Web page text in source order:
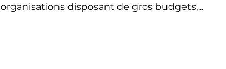
organisations disposant de gros budgets,...